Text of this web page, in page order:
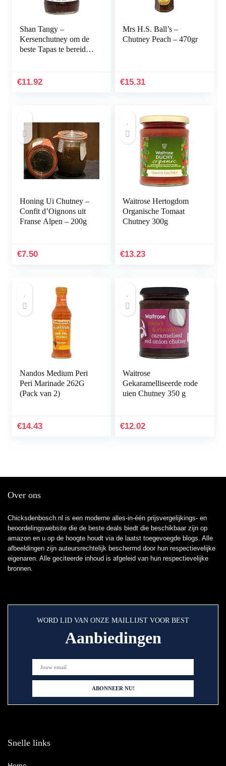
Shan Tangy –
Kersenchutney om de
beste Tapas te bereiden
beste Tapas te bereiden
€11.92
Mrs H.S. Ball’s –
Chutney Peach – 470gr
€15.31
Honing Ui Chutney –
Confit d’Oignons uit
Franse Alpen – 200g
€7.50
Waitrose Hertogdom
Organische Tomaat
Chutney 300g
€13.23
Nandos Medium Peri
Peri Marinade 262G
(Pack van 2)
€14.43
Waitrose
Gekaramelliseerde rode
uien Chutney 350 g
€12.02
Over ons
Chicksdenbosch.nl is een moderne alles-in-één prijsvergelijkings- en
beoordelingswebsite die de beste deals biedt die beschikbaar zijn op
amazon en u op de hoogte houdt via de laatst toegevoegde blogs. Alle
afbeeldingen zijn auteursrechtelijk beschermd door hun respectievelijke
eigenaren. Alle geciteerde inhoud is afgeleid van hun respectievelijke
bronnen.
WORD LID VAN ONZE MAILLIJST VOOR BEST
Aanbiedingen
Snelle links